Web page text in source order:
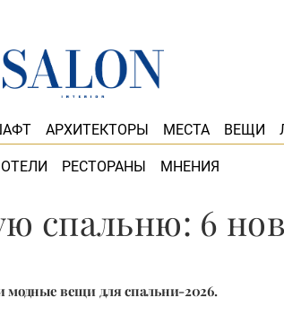
АРХИТЕКТОРЫ МЕСТА ВЕЩИ
ОТЕЛИ РЕСТОРАНЫ МНЕНИЯ
спальню: 6
модные вещи для спальни-2026.